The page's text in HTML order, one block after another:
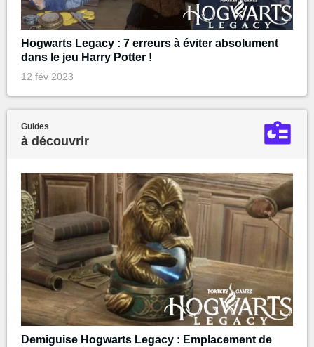
Hogwarts Legacy : 7 erreurs à éviter absolument
dans le jeu Harry Potter !
12 fév 2023
Guides
à découvrir
Demiguise Hogwarts Legacy : Emplacement de